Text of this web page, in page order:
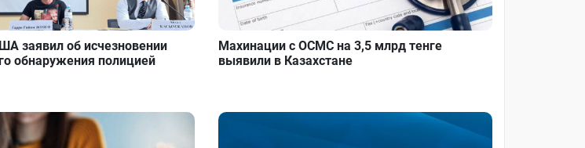
заявил об исчезновении
обнаружения полицией
Махинации с ОСМС на 3,5 млрд тенге
выявили в Казахстане